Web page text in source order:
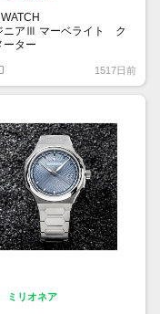
ニアⅢ マーベライト ク
ーター
。次世代スタンダードと
場したマーベライト。皆さ
が素敵です✨
1517日前
ミリオネア